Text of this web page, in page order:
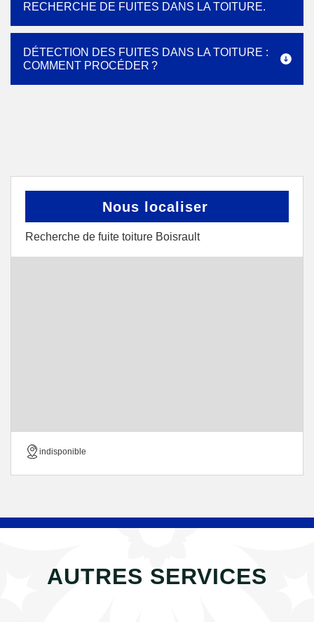
RECHERCHE DE FUITES DANS LA TOITURE.
DÉTECTION DES FUITES DANS LA TOITURE :
COMMENT PROCÉDER ?
Nous localiser
Recherche de fuite toiture Boisrault
indisponible
AUTRES SERVICES